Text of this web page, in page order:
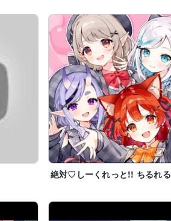
A W
TWIN X
Black Edition絶対♡しーくれっと!! ちるれる